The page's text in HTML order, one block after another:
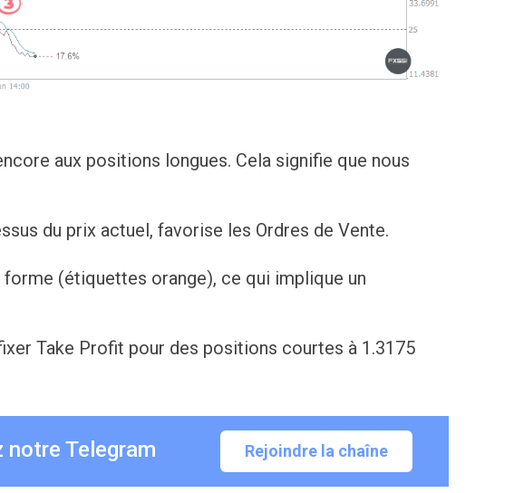
aux positions longues. Cela signifie que nous
du prix actuel, favorise les Ordres de Vente.
(étiquettes orange), ce qui implique un
Take Profit pour des positions courtes à 1.3175
notre Telegram Rejoindre la chaîne